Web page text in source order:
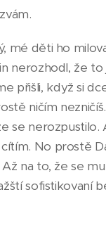
mé děti ho
nerozhodl, že
přišli, když si
ničím
se nerozpustilo.
No prostě
na to, že se
sofistikovaní